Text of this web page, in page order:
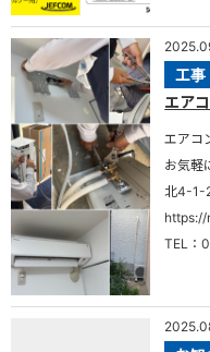
工事
エア
エアコ
お気軽
北4-1-
https://
TEL：